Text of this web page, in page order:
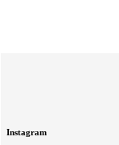
Instagram